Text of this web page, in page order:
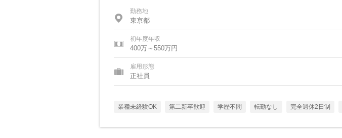
勤務地
東京都
初年度年収
400万～550万円
雇用形態
正社員
業種未経験OK 第二新卒歓迎 学歴不問 転勤なし 完全週休2日制